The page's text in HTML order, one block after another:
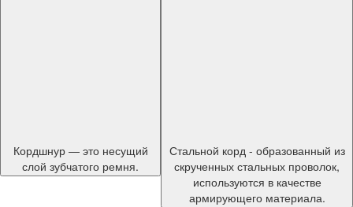
Кордшнур — это несущий
слой зубчатого ремня.
Стальной корд - образованный из
скрученных стальных проволок,
используются в качестве
армирующего материала.